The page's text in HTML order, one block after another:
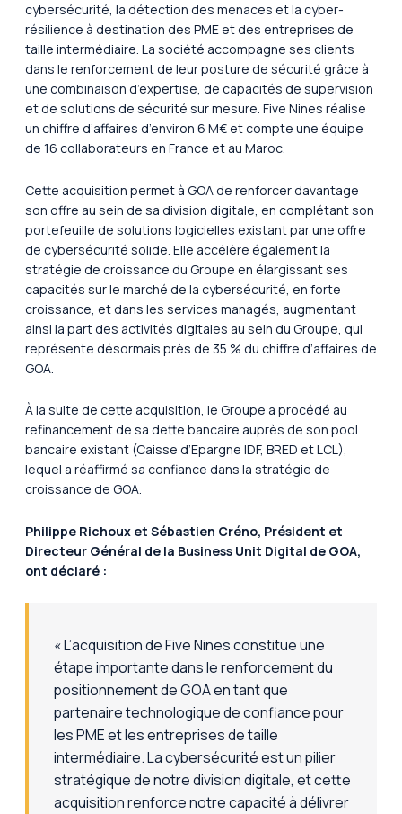
cybersécurité, la détection des menaces et la cyber-
résilience à destination des PME et des entreprises de
taille intermédiaire. La société accompagne ses clients
dans le renforcement de leur posture de sécurité grâce à
une combinaison d’expertise, de capacités de supervision
et de solutions de sécurité sur mesure. Five Nines réalise
un chiffre d’affaires d’environ 6 M€ et compte une équipe
de 16 collaborateurs en France et au Maroc.
Cette acquisition permet à GOA de renforcer davantage
son offre au sein de sa division digitale, en complétant son
portefeuille de solutions logicielles existant par une offre
de cybersécurité solide. Elle accélère également la
stratégie de croissance du Groupe en élargissant ses
capacités sur le marché de la cybersécurité, en forte
croissance, et dans les services managés, augmentant
ainsi la part des activités digitales au sein du Groupe, qui
représente désormais près de 35 % du chiffre d’affaires de
GOA.
À la suite de cette acquisition, le Groupe a procédé au
refinancement de sa dette bancaire auprès de son pool
bancaire existant (Caisse d’Epargne IDF, BRED et LCL),
lequel a réaffirmé sa confiance dans la stratégie de
croissance de GOA.
Philippe Richoux et Sébastien Créno, Président et
Directeur Général de la Business Unit Digital de GOA,
ont déclaré :
« L’acquisition de Five Nines constitue une
étape importante dans le renforcement du
positionnement de GOA en tant que
partenaire technologique de confiance pour
les PME et les entreprises de taille
intermédiaire. La cybersécurité est un pilier
stratégique de notre division digitale, et cette
acquisition renforce notre capacité à délivrer